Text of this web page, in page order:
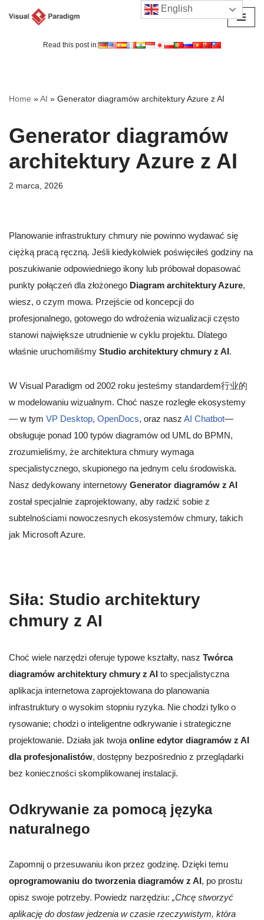
Read this post in:
Home »AI » Generator diagramów architektury Azure z AI
Generator diagramów
architektury Azure z AI
2 marca, 2026
Planowanie infrastruktury chmury nie powinno wydawać się
ciężką pracą ręczną. Jeśli kiedykolwiek poświęciłeś godziny na
poszukiwanie odpowiedniego ikony lub próbował dopasować
punkty połączeń dla złożonego Diagram architektury Azure,
wiesz, o czym mowa. Przejście od koncepcji do
profesjonalnego, gotowego do wdrożenia wizualizacji często
stanowi największe utrudnienie w cyklu projektu. Dlatego
właśnie uruchomiliśmy Studio architektury chmury z AI.
W Visual Paradigm od 2002 roku jesteśmy standardem行业的
w modelowaniu wizualnym. Choć nasze rozległe ekosystemy
— w tym VP Desktop, OpenDocs, oraz nasz AI Chatbot—
obsługuje ponad 100 typów diagramów od UML do BPMN,
zrozumieliśmy, że architektura chmury wymaga
specjalistycznego, skupionego na jednym celu środowiska.
Nasz dedykowany internetowy Generator diagramów z AI
został specjalnie zaprojektowany, aby radzić sobie z
subtelnościami nowoczesnych ekosystemów chmury, takich
jak Microsoft Azure.
Siła: Studio architektury
chmury z AI
Choć wiele narzędzi oferuje typowe kształty, nasz Twórca
diagramów architektury chmury z AI to specjalistyczna
aplikacja internetowa zaprojektowana do planowania
infrastruktury o wysokim stopniu ryzyka. Nie chodzi tylko o
rysowanie; chodzi o inteligentne odkrywanie i strategiczne
projektowanie. Działa jak twoja online edytor diagramów z AI
dla profesjonalistów, dostępny bezpośrednio z przeglądarki
bez konieczności skomplikowanej instalacji.
Odkrywanie za pomocą języka
naturalnego
Zapomnij o przesuwaniu ikon przez godzinę. Dzięki temu
oprogramowaniu do tworzenia diagramów z AI, po prostu
opisz swoje potrzeby. Powiedz narzędziu: „Chcę stworzyć
aplikację do dostaw jedzenia w czasie rzeczywistym, która
English